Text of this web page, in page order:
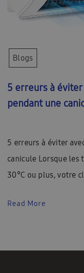
Blogs
5 erreurs à
pendant une
5 erreurs à éviter
canicule Lorsque
30°C ou plus, votre
Read More